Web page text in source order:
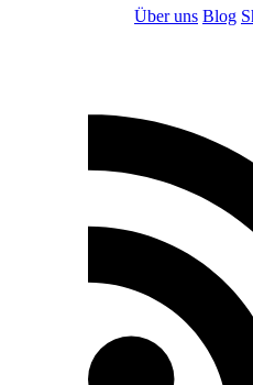
Über uns Blog